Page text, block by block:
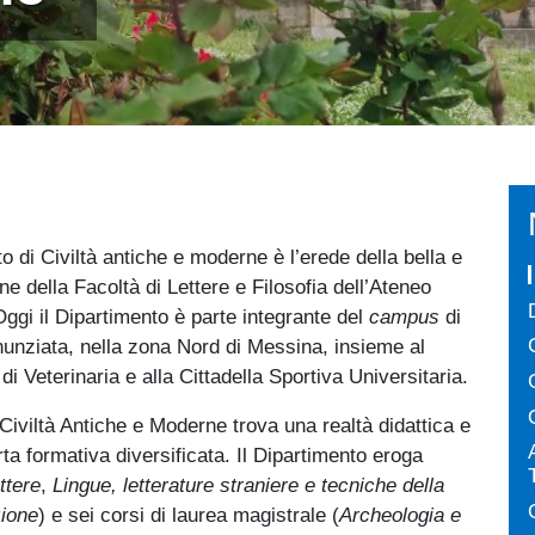
di Civiltà antiche e moderne è l’erede della bella e
della Facoltà di Lettere e Filosofia dell’Ateneo
il Dipartimento è parte integrante del campus di
nella zona Nord di Messina, insieme al
Veterinaria e alla Cittadella Sportiva Universitaria.
Antiche e Moderne trova una realtà didattica e
formativa diversificata. Il Dipartimento eroga
, Lingue, letterature straniere e tecniche della
) e sei corsi di laurea magistrale (Archeologia e